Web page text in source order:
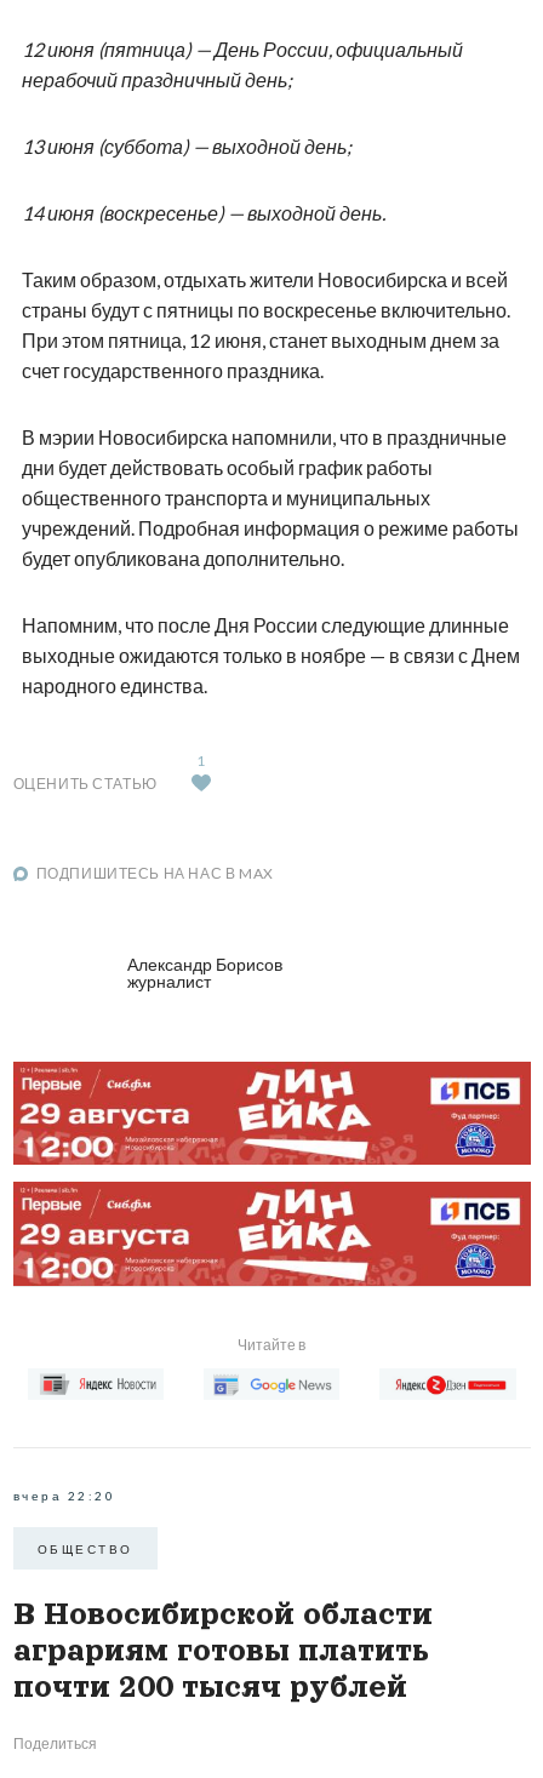
12 июня (пятница) — День России, официальный
нерабочий праздничный день;
13 июня (суббота) — выходной день;
14 июня (воскресенье) — выходной день.
Таким образом, отдыхать жители Новосибирска и всей
страны будут с пятницы по воскресенье включительно.
При этом пятница, 12 июня, станет выходным днем за
счет государственного праздника.
В мэрии Новосибирска напомнили, что в праздничные
дни будет действовать особый график работы
общественного транспорта и муниципальных
учреждений. Подробная информация о режиме работы
будет опубликована дополнительно.
Напомним, что после Дня России следующие длинные
выходные ожидаются только в ноябре — в связи с Днем
народного единства.
ОЦЕНИТЬ СТАТЬЮ
1
ПОДПИШИТЕСЬ НА НАС В MAX
Александр Борисов
журналист
Читайте в
вчера 22:20
ОБЩЕСТВО
В Новосибирской области
аграриям готовы платить
почти 200 тысяч рублей
Поделиться